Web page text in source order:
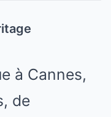
à Cannes,
de